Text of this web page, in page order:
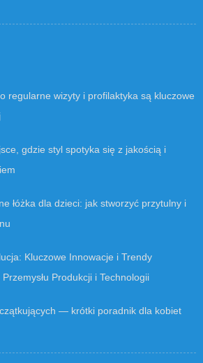
regularne wizyty i profilaktyka są kluczowe
gdzie styl spotyka się z jakością i
łóżka dla dzieci: jak stworzyć przytulny i
Kluczowe Innowacje i Trendy
Przemysłu Produkcji i Technologii
— krótki poradnik dla kobiet